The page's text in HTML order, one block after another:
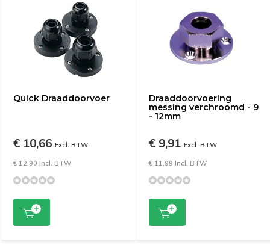
Quick Draaddoorvoer
€ 10,66 Excl. BTW
€ 12,90 Incl. BTW
Draaddoorvoering
messing verchroomd - 9
- 12mm
€ 9,91 Excl. BTW
€ 11,99 Incl. BTW